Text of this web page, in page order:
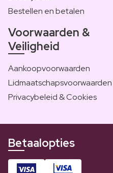
Bestellen en betalen
Voorwaarden &
Veiligheid
Aankoopvoorwaarden
Lidmaatschapsvoorwaarden
Privacybeleid & Cookies
Betaalopties